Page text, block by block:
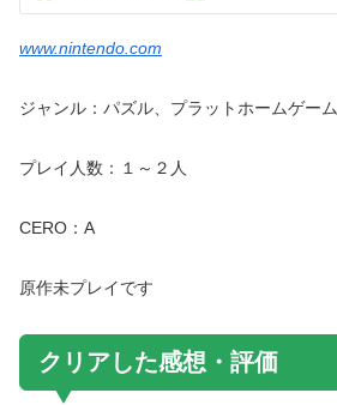
www.nintendo.com
ジャンル：パズル、プラットホームゲーム
プレイ人数：１～２人
CERO：A
原作未プレイです
クリアした感想・評価